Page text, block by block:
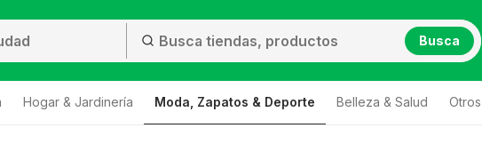
Busca
Hogar & Jardinería Moda, Zapatos & Deporte Belleza & Salud Otros